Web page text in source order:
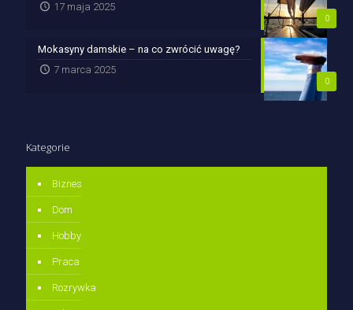
0
17 maja 2025
0
Mokasyny damskie – na co zwrócić uwagę?
7 marca 2025
Kategorie
Biznes
Dom
Hobby
Praca
Rozrywka